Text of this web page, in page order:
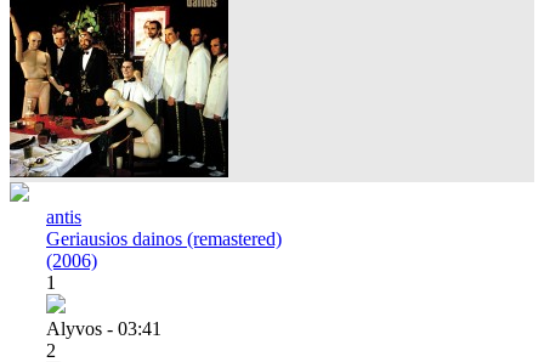
antis
Geriausios dainos (remastered)
(2006)
1
Alyvos - 03:41
2